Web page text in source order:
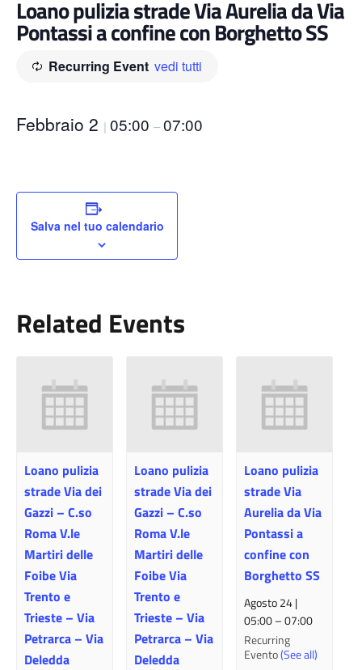
Loano pulizia strade Via Aurelia da Via
Pontassi a confine con Borghetto SS
Recurring Event vedi tutti
Febbraio 2 | 05:00 –07:00
Salva nel tuo calendario
Related Events
Loano pulizia
strade Via dei
Gazzi – C.so
Roma V.le
Martiri delle
Foibe Via
Trento e
Trieste – Via
Petrarca – Via
Deledda
Loano pulizia
strade Via dei
Gazzi – C.so
Roma V.le
Martiri delle
Foibe Via
Trento e
Trieste – Via
Petrarca – Via
Deledda
Loano pulizia
strade Via
Aurelia da Via
Pontassi a
confine con
Borghetto SS
Agosto 24 |
05:00–07:00
Recurring
Evento(See all)